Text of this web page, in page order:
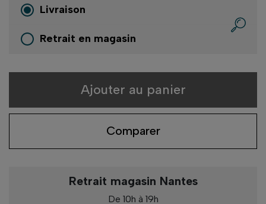
Livraison
Retrait en magasin
Ajouter au panier
Comparer
Retrait magasin Nantes
De 10h à 19h